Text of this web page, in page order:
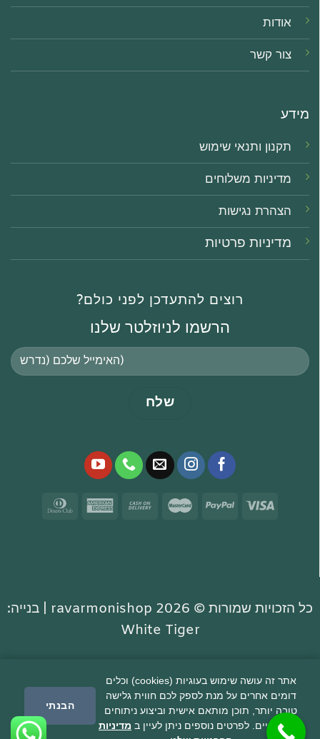
אודות
צור קשר
מידע
תקנון ותנאי שימוש
מדיניות משלוחים
הצהרת נגישות
מדיניות פרטיות
רוצים להתעדכן לפני כולם?
הרשמו לניוזלטר שלנו
כל הזכויות שמורות © 2026 ravarmonishop |
בנייה:
White Tiger
אתר זה עושה שימוש בעוגיות (cookies) וכלים
דומים אחרים על מנת לספק לכם חווית גלישה
טובה יותר, תוכן מותאם אישית וביצוע ניתוחים
סטטיסטיים. לפרטים נוספים ניתן לעיין ב מדיניות
הבנתי